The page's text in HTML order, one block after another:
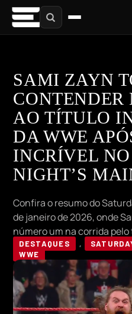
SAMI ZAYN
AO TÍTULO
DA WWE
INCRÍVEL
NIGHT’S
Confira o resumo do
de janeiro de 2026, onde
número um na corrida
DESTAQUES ,
WWE